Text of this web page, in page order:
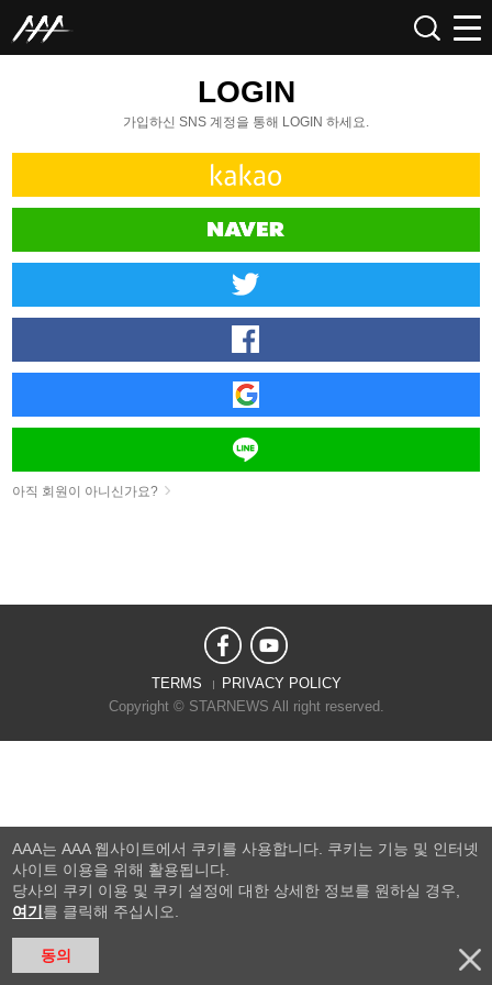
LOGIN
가입하신 SNS 계정을 통해 LOGIN 하세요.
아직 회원이 아니신가요?
TERMS
PRIVACY POLICY
Copyright © STARNEWS All right reserved.
AAA는 AAA 웹사이트에서 쿠키를 사용합니다. 쿠키는 기능 및 인터넷
사이트 이용을 위해 활용됩니다.
당사의 쿠키 이용 및 쿠키 설정에 대한 상세한 정보를 원하실 경우,
여기 를 클릭해 주십시오.
동의